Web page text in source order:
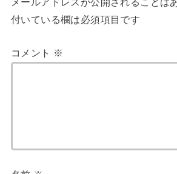
付いている欄は必須項目です
コメント ※